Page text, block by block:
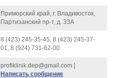
Приморский край, г. Владивосток,
Партизанский пр-т, д. 33А
8 (423) 245-35-45, 8 (423) 245-37-
01, 8 (924) 731-62-00
profiklinik.dep@gmail.com |
Написать сообщение